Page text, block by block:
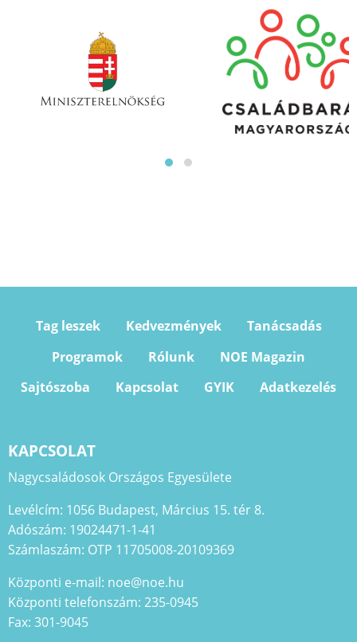
Tag leszek Kedvezmények
Tanácsadás
Programok
Rólunk
NOE Magazin
Sajtószoba
Kapcsolat GYIK Adatkezelés
KAPCSOLAT
Nagycsaládosok Országos Egyesülete
Levélcím: 1056 Budapest, Március 15. tér 8.
Adószám: 19024471-1-41
Számlaszám: OTP 11705008-20109369
Központi e-mail: noe@noe.hu
Központi telefonszám: 235-0945
Fax: 301-9045